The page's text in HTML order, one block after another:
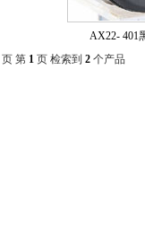
AX22- 401
页 第 1 页 检索到 2 个产品